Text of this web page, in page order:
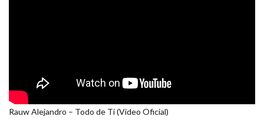
Rauw Alejandro – Todo de Ti (Video Oficial)